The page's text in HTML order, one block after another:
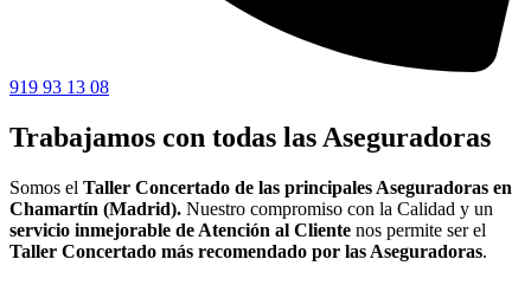
919 93 13 08
Trabajamos con todas las Aseguradoras
Somos el Taller Concertado de las principales Aseguradoras en
Chamartín (Madrid). Nuestro compromiso con la Calidad y un
servicio inmejorable de Atención al Cliente nos permite ser el
Taller Concertado más recomendado por las Aseguradoras.